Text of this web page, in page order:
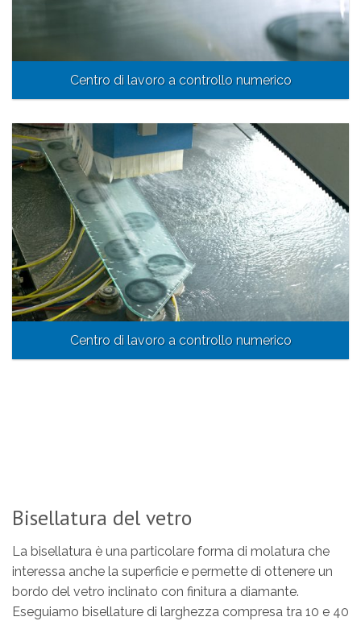
Centro di lavoro a controllo numerico
Centro di lavoro a controllo numerico
Bisellatura del vetro
La bisellatura è una particolare forma di molatura che
interessa anche la superficie e permette di ottenere un
bordo del vetro inclinato con finitura a diamante.
Eseguiamo bisellature di larghezza compresa tra 10 e 40